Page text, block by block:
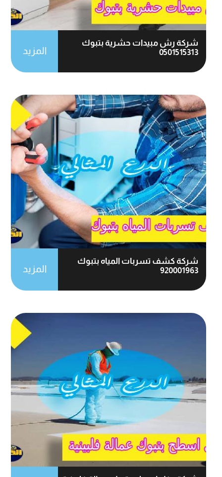
شركة رش مبيدات حشرية بتبوك
0501515313
المزيد
شركة كشف تسربات المياه بتبوك
920001963
المزيد